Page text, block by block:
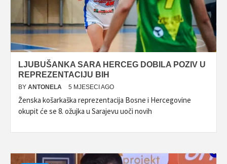
LJUBUŠANKA SARA HERCEG DOBILA POZIV U
REPREZENTACIJU BIH
BY ANTONELA 5 MJESECI AGO
Ženska košarkaška reprezentacija Bosne i Hercegovine
okupit će se 8. ožujka u Sarajevu uoči novih